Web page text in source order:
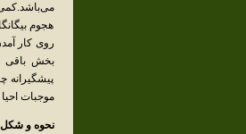
هجوم
روی کار
بخش باقی
پیشگیرانه
موجبات
نحوه و